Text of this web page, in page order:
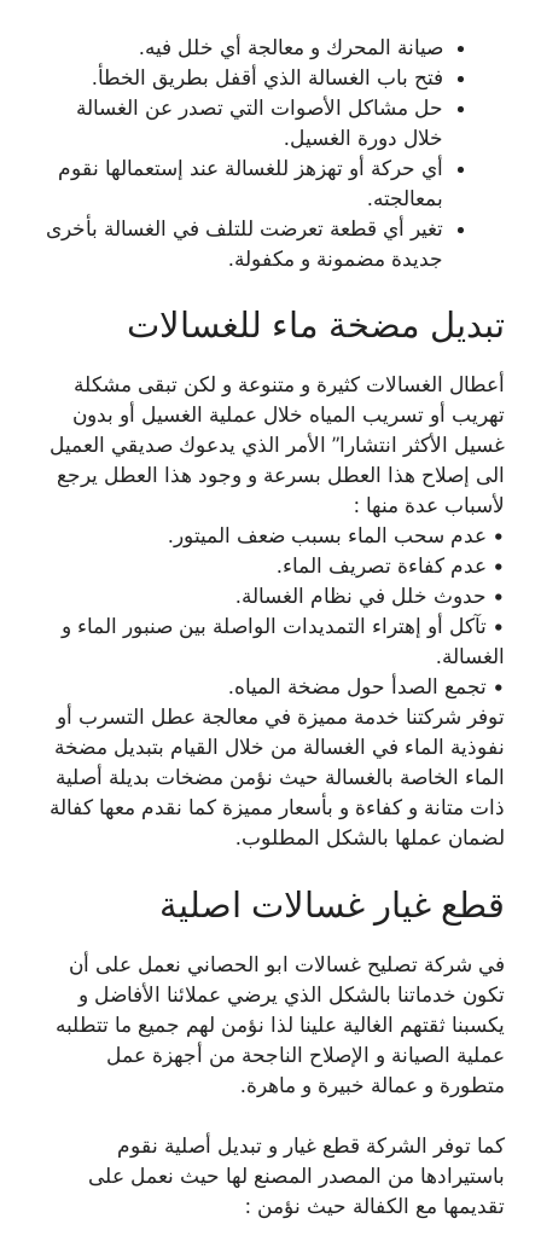
صيانة المحرك و معالجة أي خلل فيه.
فتح باب الغسالة الذي أقفل بطريق الخطأ.
حل مشاكل الأصوات التي تصدر عن الغسالة
خلال دورة الغسيل.
أي حركة أو تهزهز للغسالة عند إستعمالها نقوم
بمعالجته.
تغير أي قطعة تعرضت للتلف في الغسالة بأخرى
جديدة مضمونة و مكفولة.
تبديل مضخة ماء للغسالات
أعطال الغسالات كثيرة و متنوعة و لكن تبقى مشكلة
تهريب أو تسريب المياه خلال عملية الغسيل أو بدون
غسيل الأكثر انتشارا” الأمر الذي يدعوك صديقي العميل
الى إصلاح هذا العطل بسرعة و وجود هذا العطل يرجع
لأسباب عدة منها :
• عدم سحب الماء بسبب ضعف الميتور.
• عدم كفاءة تصريف الماء.
• حدوث خلل في نظام الغسالة.
• تآكل أو إهتراء التمديدات الواصلة بين صنبور الماء و
الغسالة.
• تجمع الصدأ حول مضخة المياه.
توفر شركتنا خدمة مميزة في معالجة عطل التسرب أو
نفوذية الماء في الغسالة من خلال القيام بتبديل مضخة
الماء الخاصة بالغسالة حيث نؤمن مضخات بديلة أصلية
ذات متانة و كفاءة و بأسعار مميزة كما نقدم معها كفالة
لضمان عملها بالشكل المطلوب.
قطع غيار غسالات اصلية
في شركة تصليح غسالات ابو الحصاني نعمل على أن
تكون خدماتنا بالشكل الذي يرضي عملائنا الأفاضل و
يكسبنا ثقتهم الغالية علينا لذا نؤمن لهم جميع ما تتطلبه
عملية الصيانة و الإصلاح الناجحة من أجهزة عمل
متطورة و عمالة خبيرة و ماهرة.
كما توفر الشركة قطع غيار و تبديل أصلية نقوم
باستيرادها من المصدر المصنع لها حيث نعمل على
تقديمها مع الكفالة حيث نؤمن :